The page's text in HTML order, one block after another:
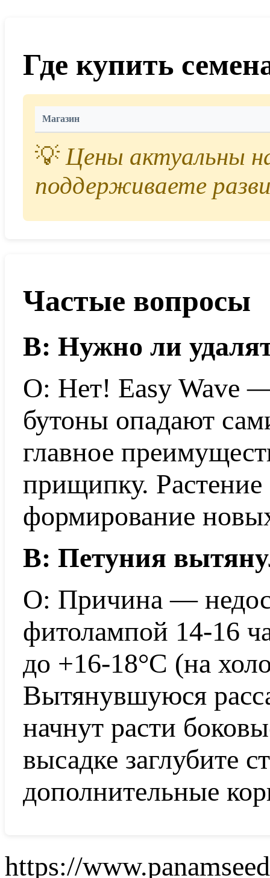
Где купить
Магазин
💡Цены актуальны
поддерживаете
Частые вопросы
В: Нужно ли
О: Нет! Easy Wave
бутоны опадают
главное
прищипку. Растение
формирование
В: Петуния
О: Причина —
фитолампой 14-16
до +16-18°C (на
Вытянувшуюся
начнут расти
высадке заглубите
дополнительные
https://